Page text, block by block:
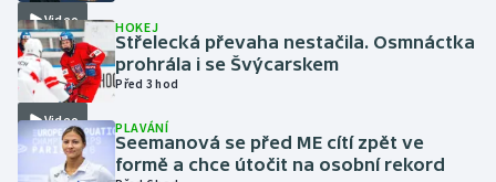
Lyže a snowboard
Moderní pětiboj
Motorsport
Olympijské hry
Video
Video
HOKEJ
Střelecká převaha nestačila. Osmnáctka
prohrála i se Švýcarskem
Před 3 hod
PLAVÁNÍ
Seemanová se před ME cítí zpět ve
formě a chce útočit na osobní rekord